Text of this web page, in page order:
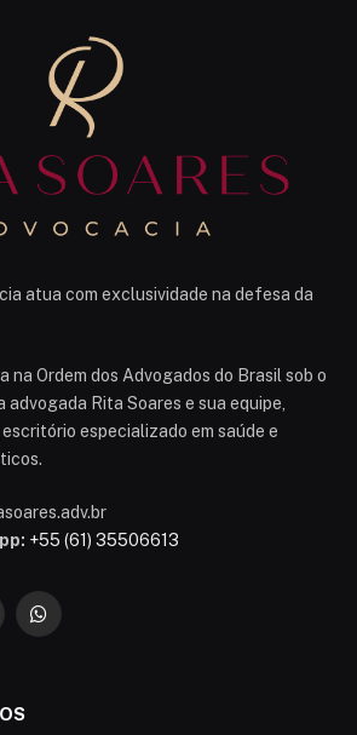
atua com exclusividade na defesa da
na Ordem dos Advogados do Brasil sob o
advogada Rita Soares e sua equipe,
especializado em saúde e
+55 (61) 35506613
WhatsApp